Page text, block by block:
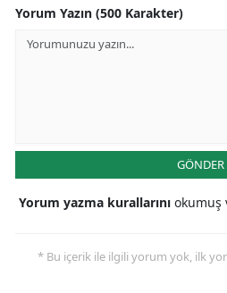
Yorum Yazın (500 Karakter)
GÖNDER
Yorum yazma kurallarını okumuş
* Bu içerik ile ilgili yorum yok, ilk